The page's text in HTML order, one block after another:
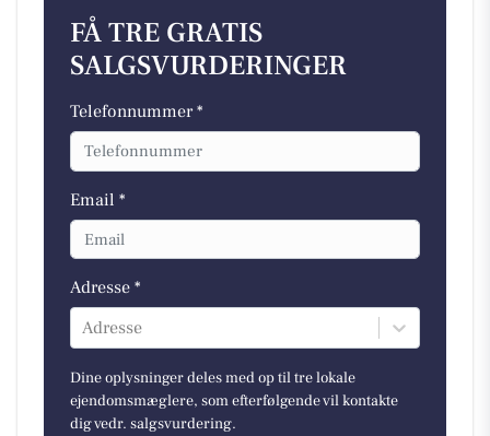
FÅ TRE GRATIS
SALGSVURDERINGER
Telefonnummer *
Email *
Adresse *
Adresse
Dine oplysninger deles med op til tre lokale
ejendomsmæglere, som efterfølgende vil kontakte
dig vedr. salgsvurdering.